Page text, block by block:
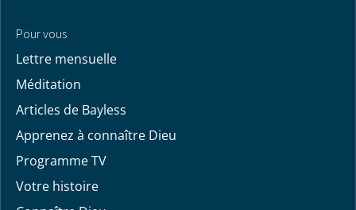
Pour vous
Lettre mensuelle
Méditation
Articles de Bayless
Apprenez à connaître Dieu
Programme TV
Votre histoire